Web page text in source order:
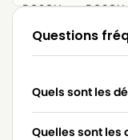
BOSCH
BOSCH
BOSCH
BOSCH
BOSCH
BOSCH
BOSCH
BOSCH
Questions
Quels sont les
Quelles sont les